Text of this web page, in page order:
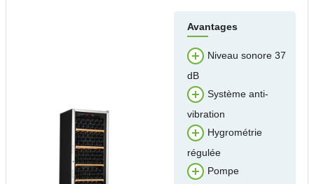
Avantages
Niveau sonore 37
dB
Système anti-
vibration
Hygrométrie
régulée
Pompe